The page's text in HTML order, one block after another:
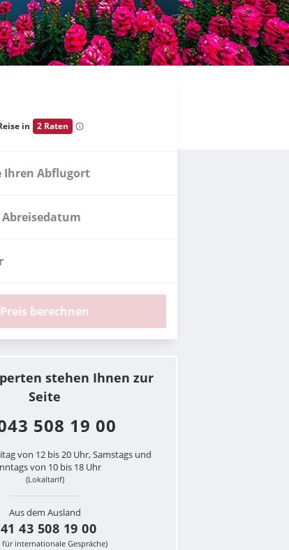
in 2 Raten
Ihren Abflugort
Preis berechnen
stehen Ihnen zur
Seite
508 19 00
von 12 bis 20 Uhr, Samstags und
von 10 bis 18 Uhr
(Lokaltarif)
Aus dem Ausland
43 508 19 00
für internationale Gespräche)